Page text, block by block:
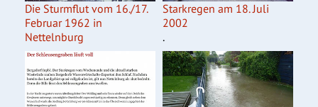
Die Sturmflut vom 16./17.
Februar 1962 in
Nettelnburg
Starkregen am 18. Juli
2002
.